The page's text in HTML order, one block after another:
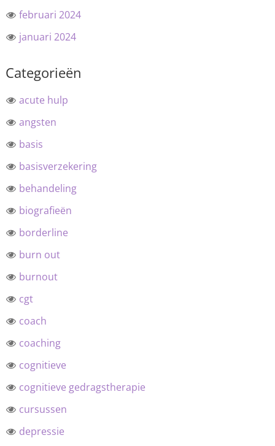
februari 2024
januari 2024
Categorieën
acute hulp
angsten
basis
basisverzekering
behandeling
biografieën
borderline
burn out
burnout
cgt
coach
coaching
cognitieve
cognitieve gedragstherapie
cursussen
depressie